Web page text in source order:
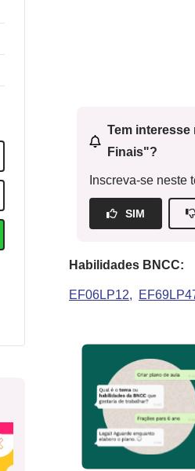
Tem
Finais"?
Inscreva-se neste
SIM
Habilidades BNCC:
EF06LP12